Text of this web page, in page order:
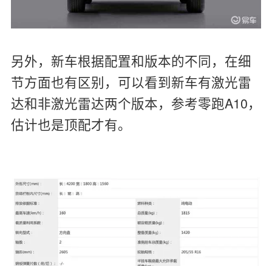
另外，新车根据配置和版本的不同，在细
节方面也有区别，可以看到新车有激光雷
达和非激光雷达两个版本，参考零跑A10，
估计也是顶配才有。